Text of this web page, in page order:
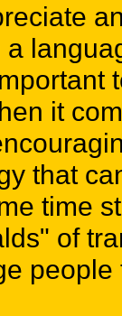
it
that
time
of
people